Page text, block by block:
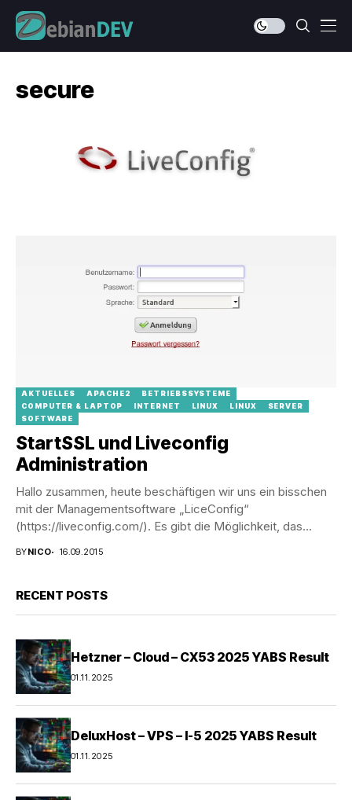
secure
AKTUELLES APACHE2
BETRIEBSSYSTEME
COMPUTER & LAPTOP
INTERNET LINUX LINUX
SERVER
SOFTWARE
StartSSL und Liveconfig
Administration
Hallo zusammen, heute beschäftigen wir uns ein bisschen
mit der Managementsoftware „LiceConfig“
(https://liveconfig.com/). Es gibt die Möglichkeit, das
BYNICO 16.09.2015
RECENT POSTS
Hetzner – Cloud – CX53 2025 YABS Result
01.11.2025
DeluxHost – VPS – I-5 2025 YABS Result
01.11.2025